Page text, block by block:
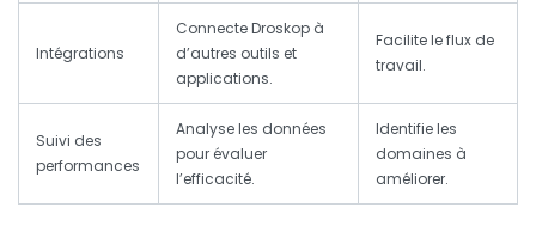
Intégrations
Connecte Droskop à
d’autres outils et
applications.
Facilite le flux de
travail.
Suivi des
performances
Analyse les données
pour évaluer
l’efficacité.
Identifie les
domaines à
améliorer.